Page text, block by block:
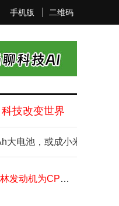
手机版 二维码
科技改变世界
池，或成小米最便宜2纳
首款折叠屏iPhone或Q4登场，初期供应紧张，黄牛溢价恐成“抢手货”
别小瞧手机飞行模式！这5个隐藏妙用超实用，解决生活小烦恼